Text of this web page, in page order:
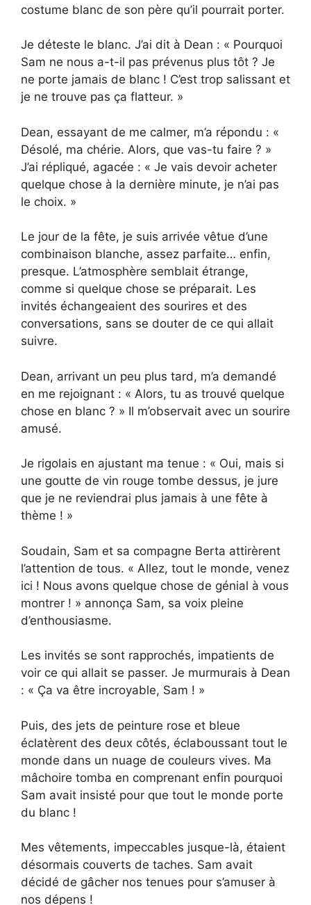
costume blanc de son père qu’il pourrait porter.
Je déteste le blanc. J’ai dit à Dean : « Pourquoi
Sam ne nous a-t-il pas prévenus plus tôt ? Je
ne porte jamais de blanc ! C’est trop salissant et
je ne trouve pas ça flatteur. »
Dean, essayant de me calmer, m’a répondu : «
Désolé, ma chérie. Alors, que vas-tu faire ? »
J’ai répliqué, agacée : « Je vais devoir acheter
quelque chose à la dernière minute, je n’ai pas
le choix. »
Le jour de la fête, je suis arrivée vêtue d’une
combinaison blanche, assez parfaite… enfin,
presque. L’atmosphère semblait étrange,
comme si quelque chose se préparait. Les
invités échangeaient des sourires et des
conversations, sans se douter de ce qui allait
suivre.
Dean, arrivant un peu plus tard, m’a demandé
en me rejoignant : « Alors, tu as trouvé quelque
chose en blanc ? » Il m’observait avec un sourire
amusé.
Je rigolais en ajustant ma tenue : « Oui, mais si
une goutte de vin rouge tombe dessus, je jure
que je ne reviendrai plus jamais à une fête à
thème ! »
Soudain, Sam et sa compagne Berta attirèrent
l’attention de tous. « Allez, tout le monde, venez
ici ! Nous avons quelque chose de génial à vous
montrer ! » annonça Sam, sa voix pleine
d’enthousiasme.
Les invités se sont rapprochés, impatients de
voir ce qui allait se passer. Je murmurais à Dean
: « Ça va être incroyable, Sam ! »
Puis, des jets de peinture rose et bleue
éclatèrent des deux côtés, éclaboussant tout le
monde dans un nuage de couleurs vives. Ma
mâchoire tomba en comprenant enfin pourquoi
Sam avait insisté pour que tout le monde porte
du blanc !
Mes vêtements, impeccables jusque-là, étaient
désormais couverts de taches. Sam avait
décidé de gâcher nos tenues pour s’amuser à
nos dépens !